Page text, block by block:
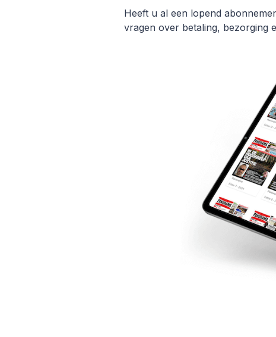
Heeft u al een lopend
vragen over betaling, bezorging